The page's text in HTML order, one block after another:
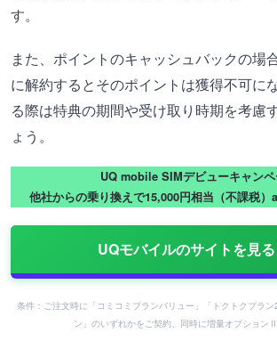
す。
また、ポイントのキャッシュバックの場
に解約するとそのポイントは獲得不可に
る際は特典の期間や受け取り時期を考慮
ょう。
UQ mobile SIMデビューキャン
他社からの乗り換えで15,000円相当（不課税）
UQモバイルのサイトを見る
条件：ご注文時に「コミコミプランバリュー」「トクトクプラ
ン」のいずれかをご契約、同時に増量オプション